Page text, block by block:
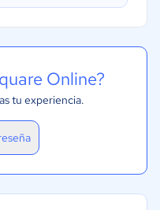
Online?
tu experiencia.